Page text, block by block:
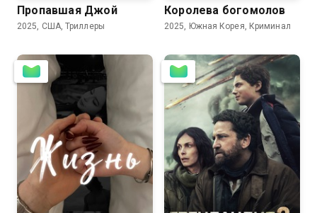
Пропавшая Джой
2025, США, Триллеры
Королева богомолов
2025, Южная Корея, Криминал